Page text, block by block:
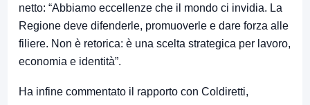
netto: “Abbiamo eccellenze che il mondo ci invidia. La
Regione deve difenderle, promuoverle e dare forza alle
filiere. Non è retorica: è una scelta strategica per lavoro,
economia e identità”.
Ha infine commentato il rapporto con Coldiretti,